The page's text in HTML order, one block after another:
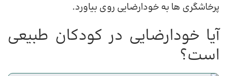
پرخاشگری ها به خودارضایی روی بیاورد.
آیا خودارضایی در کودکان طبیعی
است؟